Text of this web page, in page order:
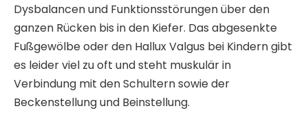
Dysbalancen und Funktionsstörungen über den
ganzen Rücken bis in den Kiefer. Das abgesenkte
Fußgewölbe oder den Hallux Valgus bei Kindern gibt
es leider viel zu oft und steht muskulär in
Verbindung mit den Schultern sowie der
Beckenstellung und Beinstellung.